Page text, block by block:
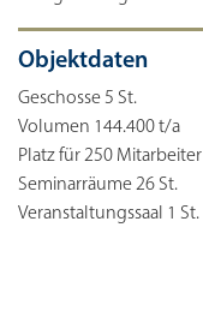
Objektdaten
Geschosse 5 St.
Volumen 144.400 t/a
Platz für 250 Mitarbeiter
Seminarräume 26 St.
Veranstaltungssaal 1 St.